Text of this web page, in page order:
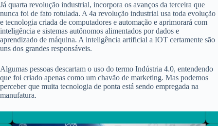
Já quarta revolução industrial, incorpora os avanços da terceira que
nunca foi de fato rotulada. A 4a revolução industrial usa toda evolução
e tecnologia criada de computadores e automação e aprimorará com
inteligência e sistemas autônomos alimentados por dados e
aprendizado de máquina. A inteligência artificial a IOT certamente são
uns dos grandes responsáveis.
Algumas pessoas descartam o uso do termo Indústria 4.0, entendendo
que foi criado apenas como um chavão de marketing. Mas podemos
perceber que muita tecnologia de ponta está sendo empregada na
manufatura.